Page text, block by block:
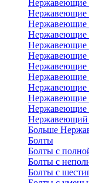
Нержавеющие
Нержавеющие
Нержавеющие
Нержавеющие
Нержавеющие
Нержавеющие
Нержавеющие
Нержавеющие
Нержавеющие
Нержавеющий
Больше
Болты
Болты с
Болты с
Болты с